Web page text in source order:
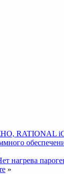
RATIONAL
нагрева
»